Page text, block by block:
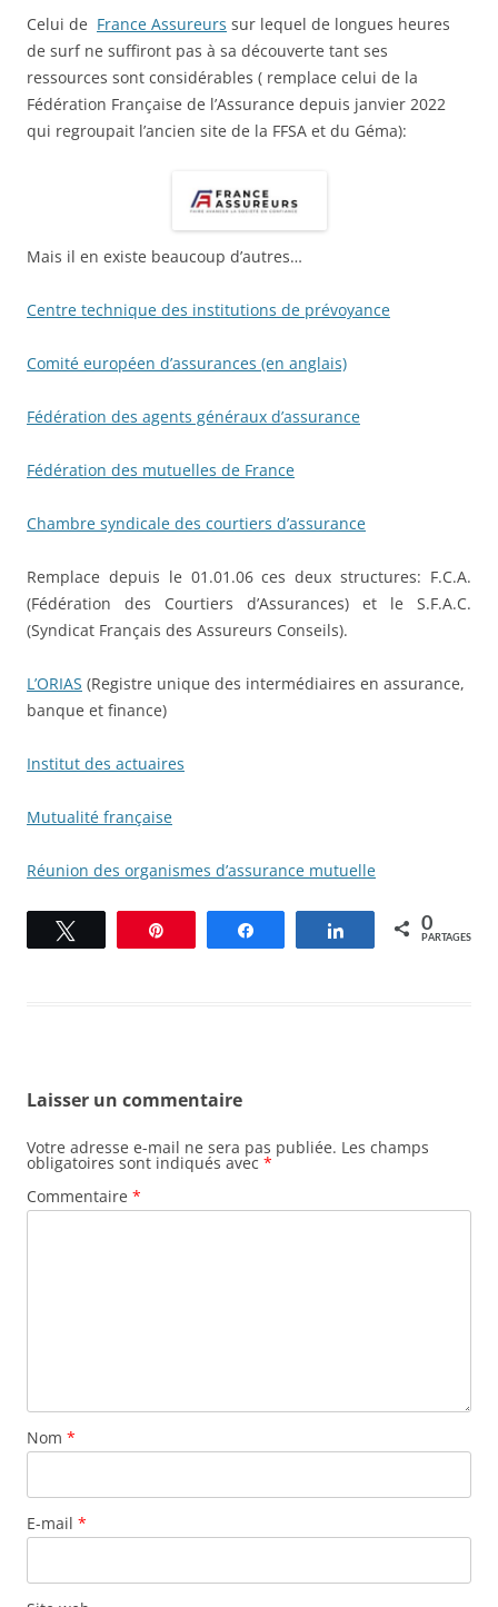
Celui de France Assureurs sur lequel de longues heures
de surf ne suffiront pas à sa découverte tant ses
ressources sont considérables ( remplace celui de la
Fédération Française de l’Assurance depuis janvier 2022
qui regroupait l’ancien site de la FFSA et du Géma):
Mais il en existe beaucoup d’autres…
Centre technique des institutions de prévoyance
Comité européen d’assurances (en anglais)
Fédération des agents généraux d’assurance
Fédération des mutuelles de France
Chambre syndicale des courtiers d’assurance
Remplace depuis le 01.01.06 ces deux structures: F.C.A.
(Fédération des Courtiers d’Assurances) et le S.F.A.C.
(Syndicat Français des Assureurs Conseils).
L’ORIAS (Registre unique des intermédiaires en assurance,
banque et finance)
Institut des actuaires
Mutualité française
Réunion des organismes d’assurance mutuelle
Partagez 0
PARTAGES
Laisser un commentaire
Votre adresse e-mail ne sera pas publiée. Les champs
obligatoires sont indiqués avec *
Commentaire *
Nom *
E-mail *